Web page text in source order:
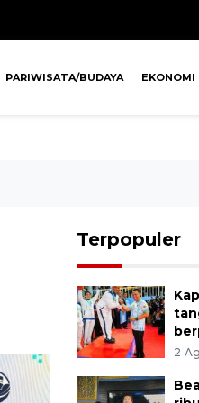
PARIWISATA/BUDAYA EKONOMI
Terpopuler
2